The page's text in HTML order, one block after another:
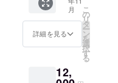
て、お
礼のお
手紙
（進捗
報告含
む）と
ナルス
テッ
月
詳細を見る
こ
の
リ
タ
ー
ン
を
選
択
す
る
12,